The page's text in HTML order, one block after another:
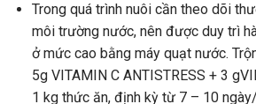
Trong quá trình nuôi cần theo dõi
môi trường nước, nên được duy trì
ở mức cao bằng máy quạt nước.
5g VITAMIN C ANTISTRESS + 3
1 kg thức ăn, định kỳ từ 7 – 10